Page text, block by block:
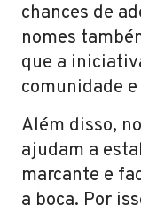
chances de
nomes
que a
comunidade
Além disso,
ajudam a
marcante e
a boca. Por